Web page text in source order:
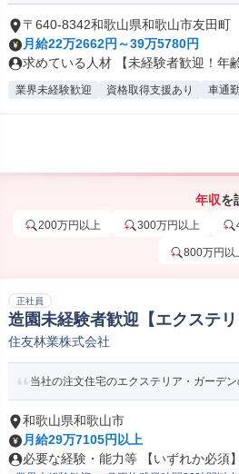
〒640-8342和歌山県和歌山市友田町
月給22万2662円～39万5780円
求めている人材 【未経験者歓迎！年
業界未経験歓迎 資格取得支援あり 車通
年収を
200万円以上 300万円以上
800万円以
正社員
造園未経験者歓迎【エクステ
築/土木/プラント専門職
住友林業株式会社
当社の注文住宅のエクステリア・ガーデ
和歌山県和歌山市
月給29万7105円以上
必要な経験・能力等 【いずれか必須